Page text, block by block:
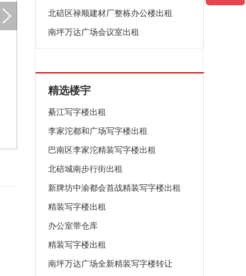
北碚区禄顺建材厂整栋办公楼出租
南坪万达广场会议室出租
精选楼宇
綦江写字楼出租
李家沱都和广场写字楼出租
巴南区李家沱精装写字楼出租
北碚城南步行街出租
新牌坊中渝都会首战精装写字楼出租
精装写字楼出租
办公室带仓库
精装写字楼出租
南坪万达广场全新精装写字楼转让